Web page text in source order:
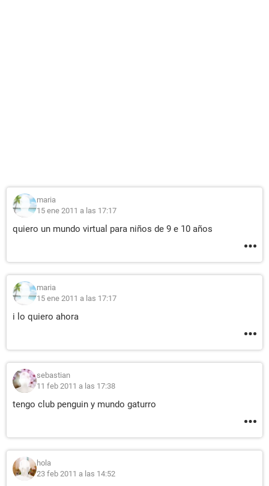
maria
15 ene 2011 a las 17:17
quiero un mundo virtual para niños de 9 e 10 años
maria
15 ene 2011 a las 17:17
i lo quiero ahora
sebastian
11 feb 2011 a las 17:38
tengo club penguin y mundo gaturro
hola
23 feb 2011 a las 14:52